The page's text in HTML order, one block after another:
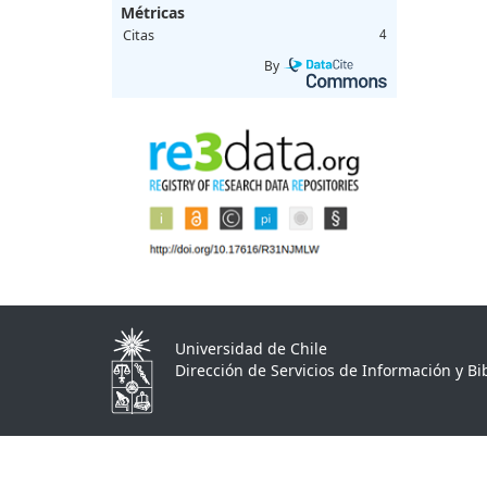
Métricas
Citas 4
By
Universidad de Chile
Dirección de Servicios de Información y